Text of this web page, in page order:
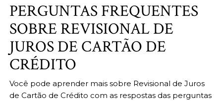
PERGUNTAS FREQUENTES
SOBRE REVISIONAL DE
JUROS DE CARTÃO DE
CRÉDITO
Você pode aprender mais sobre Revisional de Juros
de Cartão de Crédito com as respostas das perguntas